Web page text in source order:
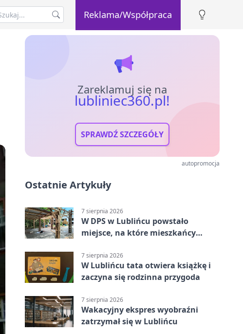
Reklama/Współpraca
Zareklamuj się na
lubliniec360.pl!
SPRAWDŹ SZCZEGÓŁY
autopromocja
Ostatnie Artykuły
7 sierpnia 2026
W DPS w Lublińcu powstało
miejsce, na które mieszkańcy
7 sierpnia 2026
W Lublińcu tata otwiera książkę i
zaczyna się rodzinna przygoda
7 sierpnia 2026
Wakacyjny ekspres wyobraźni
zatrzymał się w Lublińcu